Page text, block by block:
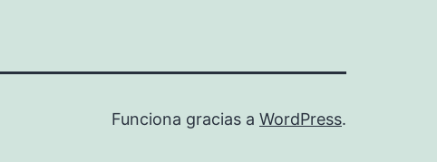
Funciona gracias a WordPress.